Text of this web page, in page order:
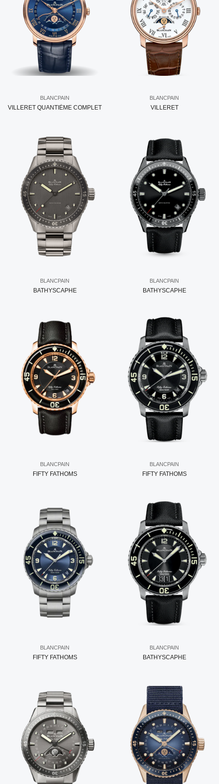
BLANCPAIN
VILLERET QUANTIÈME COMPLET
BLANCPAIN
VILLERET
BLANCPAIN
BATHYSCAPHE
BLANCPAIN
BATHYSCAPHE
BLANCPAIN
FIFTY FATHOMS
BLANCPAIN
FIFTY FATHOMS
BLANCPAIN
FIFTY FATHOMS
BLANCPAIN
BATHYSCAPHE